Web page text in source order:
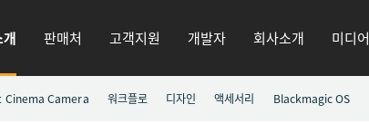
판매처 고객지원 개발자 회사소개 미디어
Cinema Camera 워크플로 디자인 액세서리 Blackmagic OS